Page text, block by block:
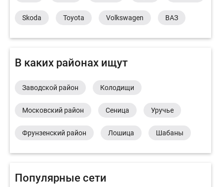
Skoda Toyota Volkswagen ВАЗ
В каких районах ищут
Заводской район Колодищи
Московский район Сеница Уручье
Фрунзенский район Лошица Шабаны
Популярные сети